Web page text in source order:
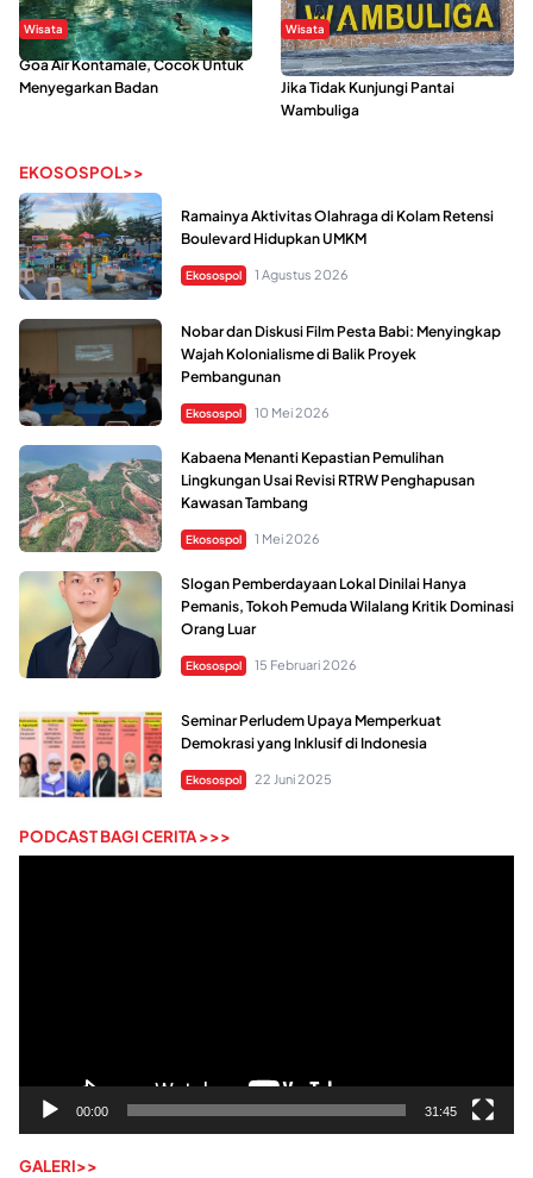
Wisata
Goa Air Kontamale, Cocok Untuk
Menyegarkan Badan
Wisata
Berkunjung Ke Wakatobi, Nyesal
Jika Tidak Kunjungi Pantai
Wambuliga
EKOSOSPOL>>
Ramainya Aktivitas Olahraga di Kolam Retensi
Boulevard Hidupkan UMKM
Ekosospol 1 Agustus 2026
Nobar dan Diskusi Film Pesta Babi: Menyingkap
Wajah Kolonialisme di Balik Proyek
Pembangunan
Ekosospol 10 Mei 2026
Kabaena Menanti Kepastian Pemulihan
Lingkungan Usai Revisi RTRW Penghapusan
Kawasan Tambang
Ekosospol 1 Mei 2026
Slogan Pemberdayaan Lokal Dinilai Hanya
Pemanis, Tokoh Pemuda Wilalang Kritik Dominasi
Orang Luar
Ekosospol 15 Februari 2026
Seminar Perludem Upaya Memperkuat
Demokrasi yang Inklusif di Indonesia
Ekosospol 22 Juni 2025
PODCAST BAGI CERITA >>>
00:00 31:45
GALERI>>